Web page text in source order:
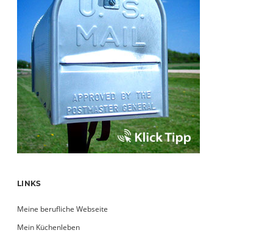
LINKS
Meine berufliche Webseite
Mein Küchenleben